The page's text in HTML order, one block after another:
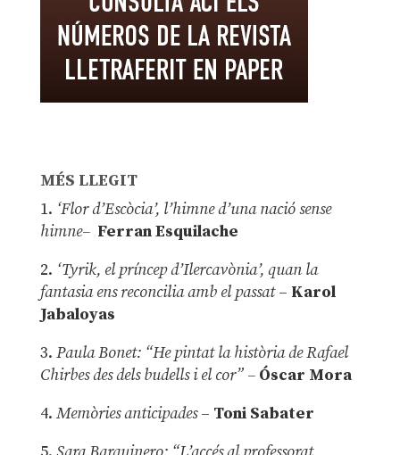
MÉS LLEGIT
1. ‘Flor d’Escòcia’, l’himne d’una nació sense
himne– Ferran Esquilache
2. ‘Tyrik, el príncep d’Ilercavònia’, quan la
fantasia ens reconcilia amb el passat– Karol
Jabaloyas
3. Paula Bonet: “He pintat la història de Rafael
Chirbes des dels budells i el cor” –Óscar Mora
4. Memòries anticipades– Toni Sabater